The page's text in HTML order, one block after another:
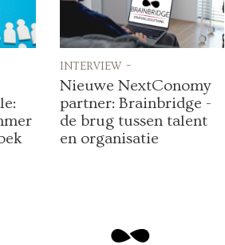
interview -
Nieuwe NextConomy
partner: Brainbridge -
de brug tussen talent
en organisatie